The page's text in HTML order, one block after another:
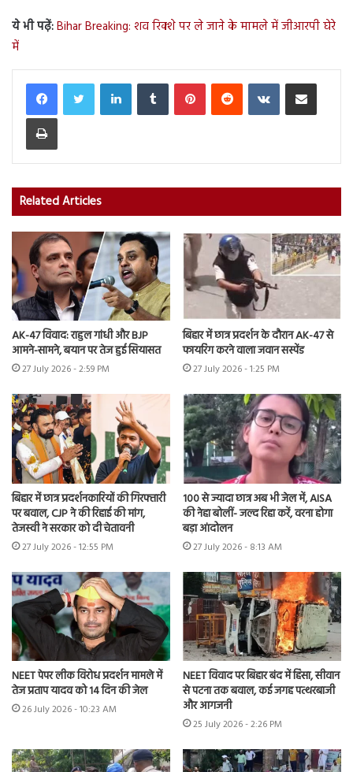
ये भी पढ़ें:Bihar Breaking: शव रिक्शे पर ले जाने के मामले में जीआरपी घेरे
में
LinkedInTumblr PinterestReddit VKontakteShare via Email
Print
Related Articles
AK-47 विवाद: राहुल गांधी और BJP
आमने-सामने, बयान पर तेज हुई सियासत
27 July 2026 - 2:59 PM
बिहार में छात्र प्रदर्शन के दौरान AK-47 से
फायरिंग करने वाला जवान सस्पेंड
27 July 2026 - 1:25 PM
बिहार में छात्र प्रदर्शनकारियों की गिरफ्तारी
पर बवाल, CJP ने की रिहाई की मांग,
तेजस्वी ने सरकार को दी चेतावनी
27 July 2026 - 12:55 PM
100 से ज्यादा छात्र अब भी जेल में, AISA
की नेहा बोलीं- जल्द रिहा करें, वरना होगा
बड़ा आंदोलन
27 July 2026 - 8:13 AM
NEET पेपर लीक विरोध प्रदर्शन मामले में
तेज प्रताप यादव को 14 दिन की जेल
26 July 2026 - 10:23 AM
NEET विवाद पर बिहार बंद में हिंसा, सीवान
से पटना तक बवाल, कई जगह पत्थरबाजी
और आगजनी
25 July 2026 - 2:26 PM